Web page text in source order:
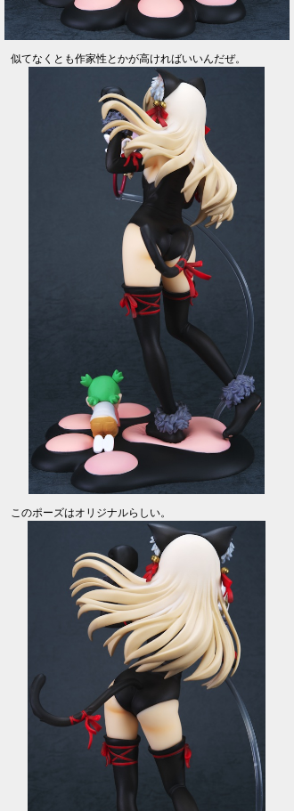
似てなくとも作家性とかが高ければいいんだぜ。
このポーズはオリジナルらしい。